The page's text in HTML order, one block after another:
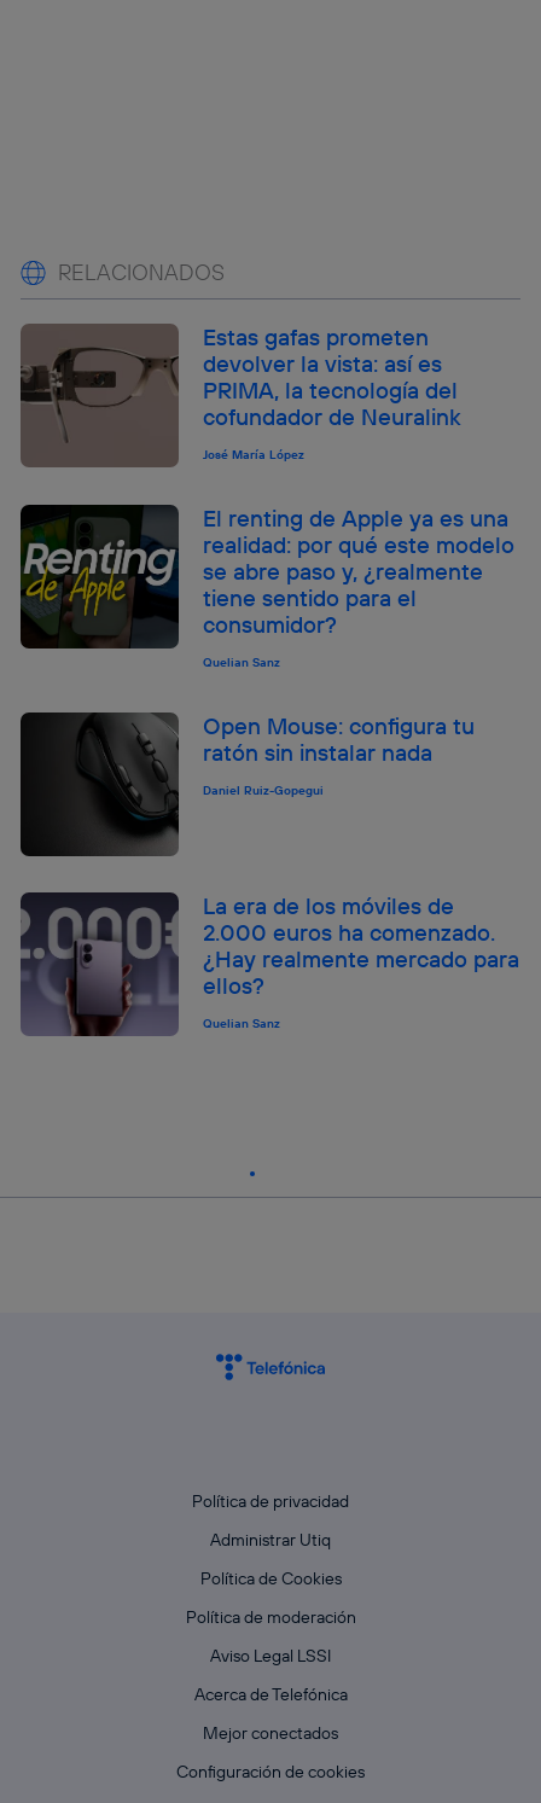
RELACIONADOS
Estas gafas prometen
devolver la vista: así es
PRIMA, la tecnología del
cofundador de Neuralink
José María López
El renting de Apple ya es una
realidad: por qué este modelo
se abre paso y, ¿realmente
tiene sentido para el
consumidor?
Quelian Sanz
Open Mouse: configura tu
ratón sin instalar nada
Daniel Ruiz-Gopegui
La era de los móviles de
2.000 euros ha comenzado.
¿Hay realmente mercado para
ellos?
Quelian Sanz
Política de privacidad
Administrar Utiq
Política de Cookies
Política de moderación
Aviso Legal LSSI
Acerca de Telefónica
Mejor conectados
Configuración de cookies